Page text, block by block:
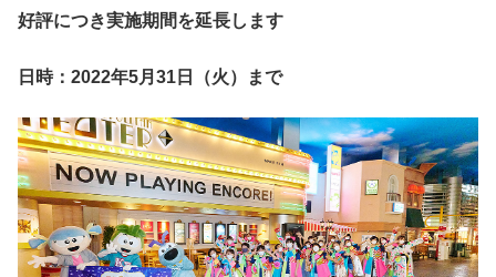
好評につき実施期間を延長します
日時：2022年5月31日（火）まで